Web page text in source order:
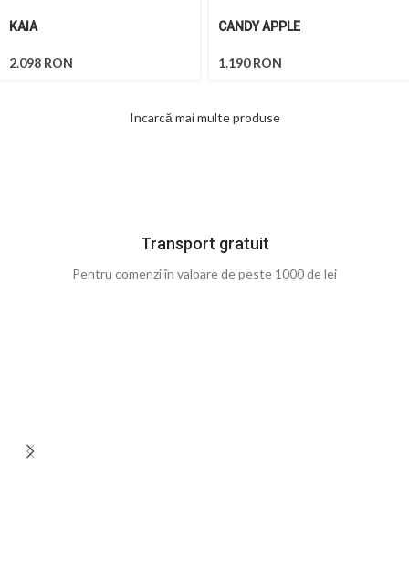
KAIA
2.098 RON
CANDY APPLE
1.190RON
Incarcă mai multe produse
Transport gratuit
Pentru comenzi în valoare de peste 1000 de lei